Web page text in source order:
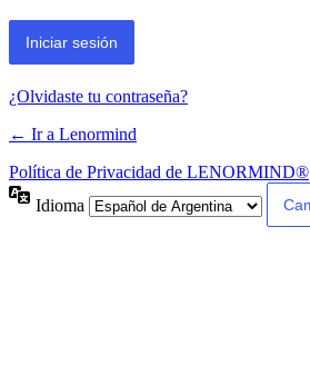
¿Olvidaste tu contraseña?
← Ir a Lenormind
Política de Privacidad de LENORMIND®
Idioma